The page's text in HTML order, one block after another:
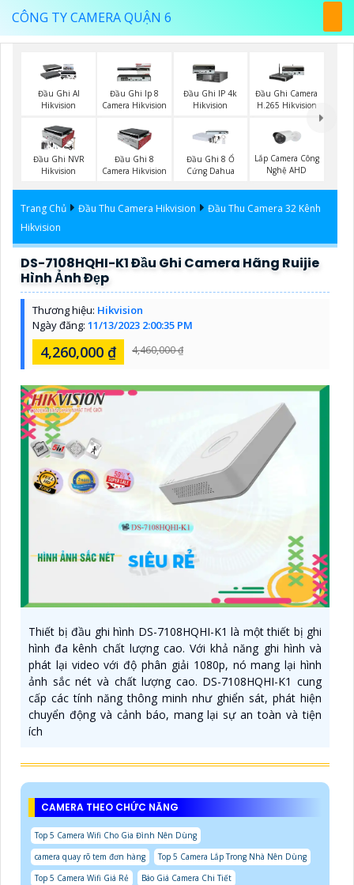
CÔNG TY CAMERA QUẬN 6
Đầu Ghi AI
Hikvision
Đầu Ghi Ip 8
Camera Hikvision
Đầu Ghi IP 4k
Hikvision
Đầu Ghi Camera
H.265 Hikvision
Đầu Ghi NVR
Hikvision
Đầu Ghi 8
Camera Hikvision
Đầu Ghi 8 Ổ
Cứng Dahua
Lắp Camera Công
Nghệ AHD
Trang Chủ Đầu Thu Camera Hikvision
Đầu Thu Camera 32 Kênh
Hikvision
DS-7108HQHI-K1 Đầu Ghi Camera Hãng Ruijie
Hình Ảnh Đẹp
Thương hiệu: Hikvision
Ngày đăng: 11/13/2023 2:00:35 PM
4,260,000 ₫ 4,460,000 ₫
Thiết bị đầu ghi hình DS-7108HQHI-K1 là một thiết bị ghi
hình đa kênh chất lượng cao. Với khả năng ghi hình và
phát lại video với độ phân giải 1080p, nó mang lại hình
ảnh sắc nét và chất lượng cao. DS-7108HQHI-K1 cung
cấp các tính năng thông minh như ghiển sát, phát hiện
chuyển động và cảnh báo, mang lại sự an toàn và tiện
ích
CAMERA THEO CHỨC NĂNG
Top 5 Camera Wifi Cho Gia Đình Nên Dùng
camera quay rõ tem đơn hàng
Top 5 Camera Lắp Trong Nhà Nên Dùng
Top 5 Camera Wifi Giá Rẻ
Báo Giá Camera Chi Tiết